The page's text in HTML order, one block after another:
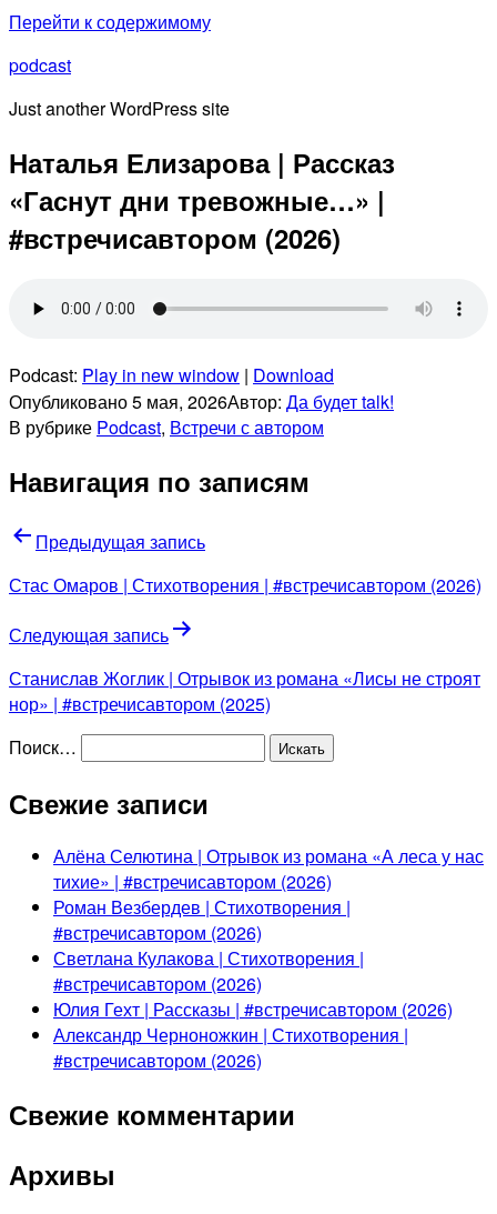
Перейти к содержимому
podcast
Just another WordPress site
Наталья Елизарова | Рассказ
«Гаснут дни тревожные…» |
#встречисавтором (2026)
Podcast: Play in new window | Download
Опубликовано5 мая, 2026Автор: Да будет talk!
В рубрике Podcast, Встречи с автором
Навигация по записям
Предыдущая запись
Стас Омаров | Стихотворения | #встречисавтором (2026)
Следующая запись
Станислав Жоглик | Отрывок из романа «Лисы не строят
нор» | #встречисавтором (2025)
Поиск…
Свежие записи
Алёна Селютина | Отрывок из романа «А леса у нас
тихие» | #встречисавтором (2026)
Роман Везбердев | Стихотворения |
#встречисавтором (2026)
Светлана Кулакова | Стихотворения |
#встречисавтором (2026)
Юлия Гехт | Рассказы | #встречисавтором (2026)
Александр Черноножкин | Стихотворения |
#встречисавтором (2026)
Свежие комментарии
Архивы